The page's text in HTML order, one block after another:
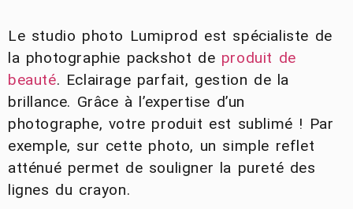
Le studio photo Lumiprod est spécialiste de
la photographie packshot de produit de
beauté. Eclairage parfait, gestion de la
brillance. Grâce à l’expertise d’un
photographe, votre produit est sublimé ! Par
exemple, sur cette photo, un simple reflet
atténué permet de souligner la pureté des
lignes du crayon.